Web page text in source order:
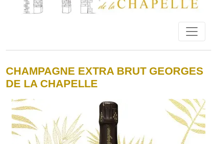
CHAMPAGNE EXTRA BRUT GEORGES
DE LA CHAPELLE